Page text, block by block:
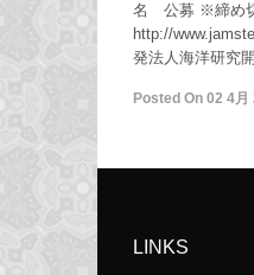
名 公募 ※締め
http://
発法人海洋研究
Posted On 02 4月
LINKS